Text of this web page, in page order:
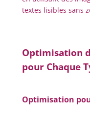
textes lisibles sans
Optimisation
pour Chaque
Optimisation